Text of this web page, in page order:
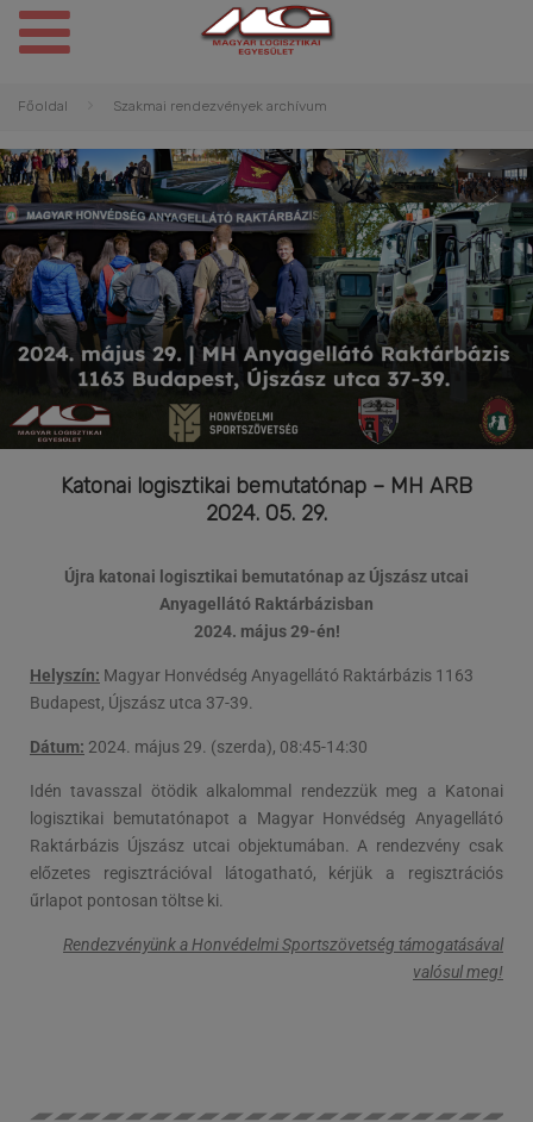
Főoldal Szakmai rendezvények archívum
Katonai logisztikai bemutatónap – MH ARB
2024. 05. 29.
Újra katonai logisztikai bemutatónap az Újszász utcai
Anyagellátó Raktárbázisban
2024. május 29-én!
Helyszín: Magyar Honvédség Anyagellátó Raktárbázis 1163
Budapest, Újszász utca 37-39.
Dátum: 2024. május 29. (szerda), 08:45-14:30
Idén tavasszal ötödik alkalommal rendezzük meg a Katonai
logisztikai bemutatónapot a Magyar Honvédség Anyagellátó
Raktárbázis Újszász utcai objektumában. A rendezvény csak
előzetes regisztrációval látogatható, kérjük a regisztrációs
űrlapot pontosan töltse ki.
Rendezvényünk a Honvédelmi Sportszövetség támogatásával
valósul meg!